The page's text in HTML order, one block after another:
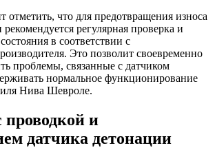
отметить, что для предотвращения износа
регулярная проверка и
в соответствии с
Это позволит своевременно
проблемы, связанные с датчиком
нормальное функционирование
Нива Шевроле.
и
датчика детонации